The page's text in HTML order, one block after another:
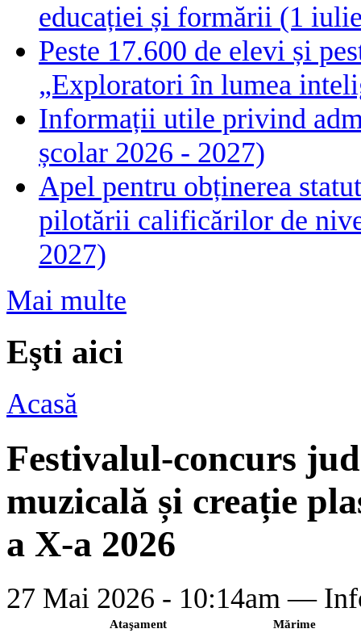
educației și formării (1
Peste 17.600 de elevi și
„Exploratori în lumea
Informații utile privind
școlar 2026 - 2027)
Apel pentru obținerea
pilotării calificărilor de
2027)
Mai multe
Eşti aici
Acasă
Festivalul-concurs
muzicală și creație
a X-a 2026
27 Mai 2026 - 10:14am —
Ataşament
Mărime